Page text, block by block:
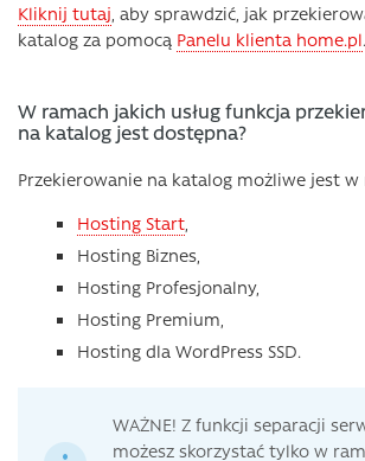
Kliknij tutaj, aby sprawdzić, jak
katalog za pomocą Panelu klienta home.pl.
W ramach jakich usług funkcja
na katalog jest dostępna?
Przekierowanie na katalog możliwe jest w
Hosting Start,
Hosting Biznes,
Hosting Profesjonalny,
Hosting Premium,
Hosting dla WordPress SSD.
WAŻNE! Z funkcji separacji
możesz skorzystać tylko w